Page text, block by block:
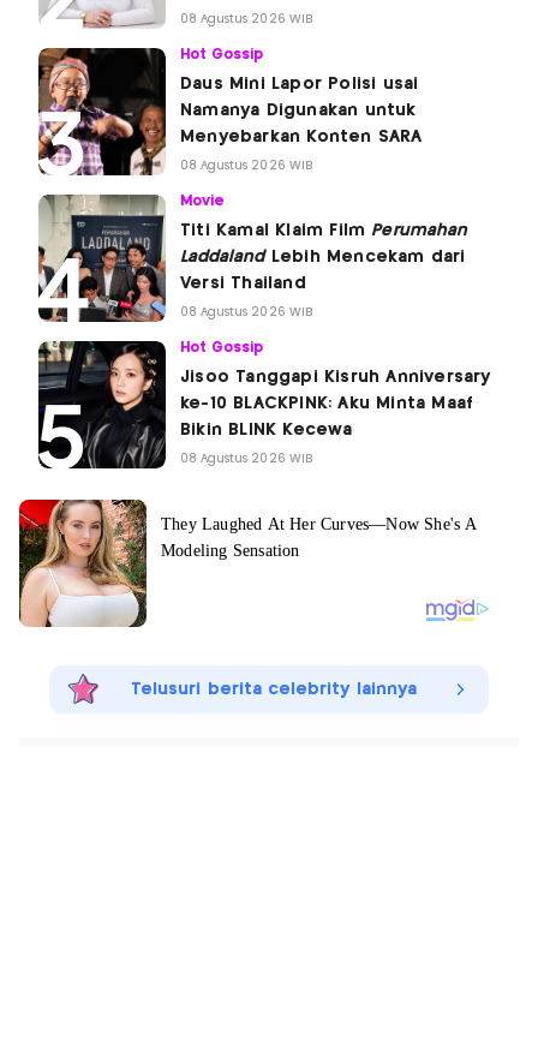
08 Agustus 2026 WIB
Hot Gossip
Daus Mini Lapor Polisi usai
Namanya Digunakan untuk
Menyebarkan Konten SARA
08 Agustus 2026 WIB
Movie
Titi Kamal Klaim Film Perumahan
LaddalandLebih Mencekam dari
Versi Thailand
08 Agustus 2026 WIB
Hot Gossip
Jisoo Tanggapi Kisruh Anniversary
ke-10 BLACKPINK: Aku Minta Maaf
Bikin BLINK Kecewa
08 Agustus 2026 WIB
Telusuri berita celebrity lainnya